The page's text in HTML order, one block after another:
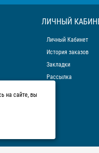
ЛИЧНЫЙ
Личный Кабинет
История заказов
Закладки
Рассылка
на сайте, вы